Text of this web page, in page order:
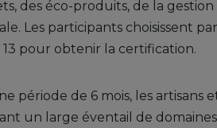
des éco-produits, de la
Les participants choisissent
13 pour obtenir la certification.
période de 6 mois, les artisans
un large éventail de